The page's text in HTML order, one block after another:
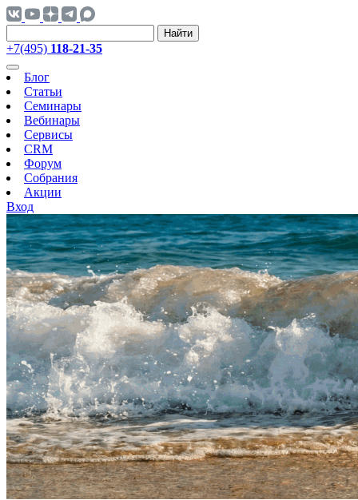
Найти
+7(495) 118-21-35
Блог
Статьи
Семинары
Вебинары
Сервисы
CRM
Форум
Собрания
Акции
Вход